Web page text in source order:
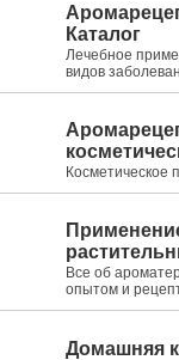
Каталог
Лечебное
видов
Все об
опытом и
Домашняя